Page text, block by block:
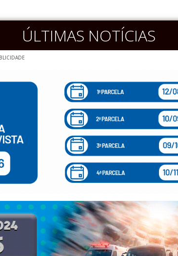
ÚLTIMAS NOTÍCIAS